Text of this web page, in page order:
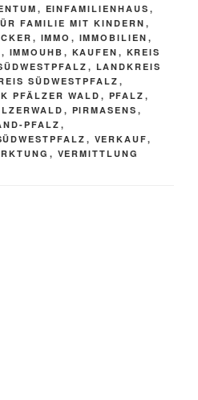
, EINFAMILIENHAUS ,
FAMILIE MIT KINDERN ,
, IMMO , IMMOBILIEN ,
, IMMOUHB , KAUFEN , KREIS
, LANDKREIS
SÜDWESTPFALZ ,
PFÄLZER WALD, PFALZ ,
, PIRMASENS ,
PFALZ ,
, VERKAUF,
, VERMITTLUNG